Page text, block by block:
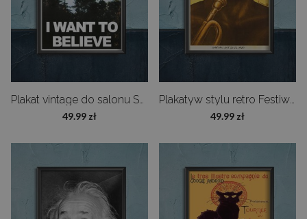
Plakat vintage do salonu Science fiction UFO
49.99 zł
Plakatyw stylu retro Festiwal Jazz Jamboree w Warszawie
49.99 zł